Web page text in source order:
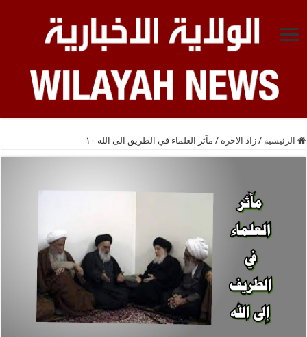
الرئيسية / زاد الاخرة / مآثر العلماء في الطريق الى الله ١٠